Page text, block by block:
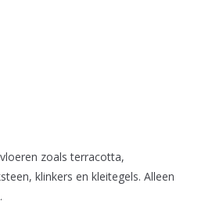
zoals terracotta,
klinkers en kleitegels. Alleen